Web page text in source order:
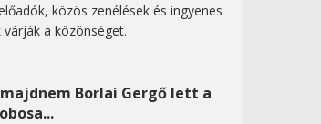
közös zenélések és ingyenes
a közönséget.
majdnem Borlai Gergő lett a